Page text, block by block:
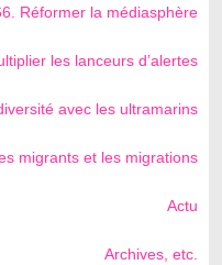
Réformer la médiasphère
les lanceurs d’alertes
avec les ultramarins
migrants et les migrations
Actu
Archives, etc.